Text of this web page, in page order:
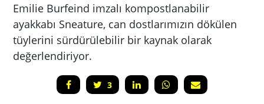
Emilie Burfeind imzalı kompostlanabilir
ayakkabı Sneature, can dostlarımızın dökülen
tüylerini sürdürülebilir bir kaynak olarak
değerlendiriyor.
3